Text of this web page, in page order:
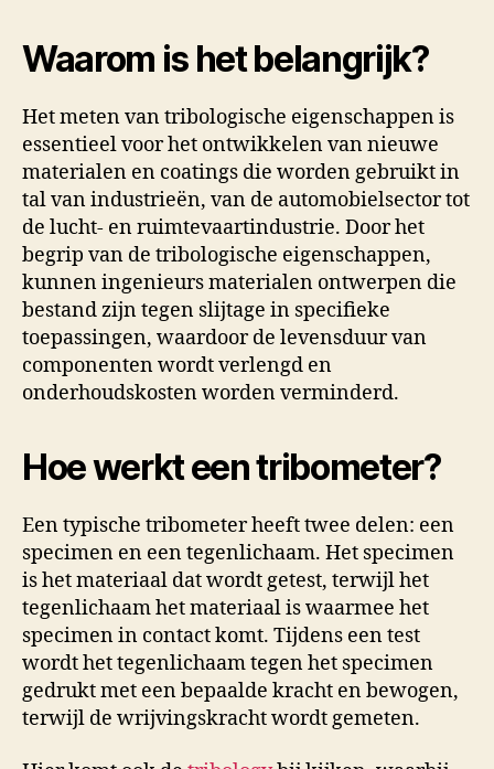
Waarom is het belangrijk?
Het meten van tribologische eigenschappen is
essentieel voor het ontwikkelen van nieuwe
materialen en coatings die worden gebruikt in
tal van industrieën, van de automobielsector tot
de lucht- en ruimtevaartindustrie. Door het
begrip van de tribologische eigenschappen,
kunnen ingenieurs materialen ontwerpen die
bestand zijn tegen slijtage in specifieke
toepassingen, waardoor de levensduur van
componenten wordt verlengd en
onderhoudskosten worden verminderd.
Hoe werkt een tribometer?
Een typische tribometer heeft twee delen: een
specimen en een tegenlichaam. Het specimen
is het materiaal dat wordt getest, terwijl het
tegenlichaam het materiaal is waarmee het
specimen in contact komt. Tijdens een test
wordt het tegenlichaam tegen het specimen
gedrukt met een bepaalde kracht en bewogen,
terwijl de wrijvingskracht wordt gemeten.